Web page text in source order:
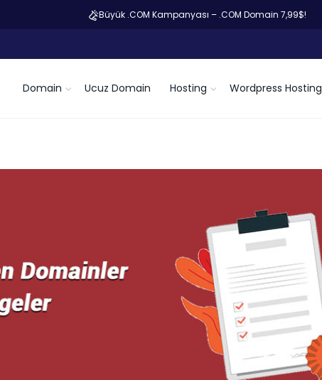
Büyük .COM Kampanyası – .COM Domain 7,99$!
Domain Ucuz Domain Hosting Wordpress Hosting